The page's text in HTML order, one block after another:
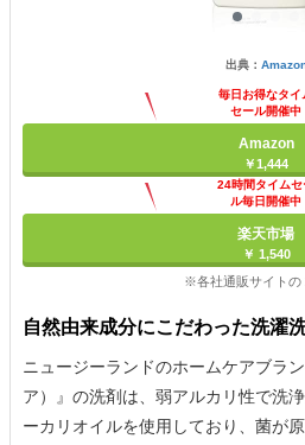
出典：
毎日お得なタイ
セール開催中
Amazon
￥1,444
24時間タイムセ
ル毎日開催中
楽天市場
￥ 1,540
※各社通販サイトの
自然由来成分にこだわった洗濯
ニュージーランドのホームケアブラ
ア）』の洗剤は、弱アルカリ性で洗
ーカリオイルを使用しており、菌が